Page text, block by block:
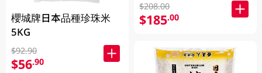
櫻城牌日本品種珍珠米
5KG
$92.90
$56.90
$208.00
$185.00